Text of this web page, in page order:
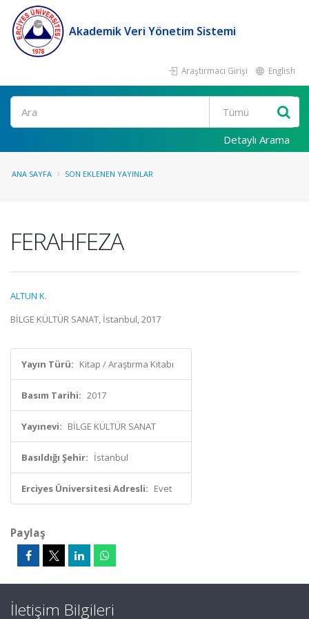
Akademik Veri Yönetim Sistemi
Araştırmacı Girişi English
Ara
Detaylı Arama
ANA SAYFA SON EKLENEN YAYINLAR
FERAHFEZA
ALTUN K.
BİLGE KÜLTÜR SANAT, İstanbul, 2017
Yayın Türü: Kitap / Araştırma Kitabı
Basım Tarihi: 2017
Yayınevi: BİLGE KÜLTÜR SANAT
Basıldığı Şehir: İstanbul
Erciyes Üniversitesi Adresli: Evet
Paylaş
İletişim Bilgileri